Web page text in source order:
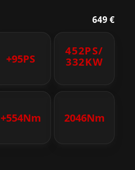
649 €
+95PS
452PS/
332KW
+554Nm 2046Nm